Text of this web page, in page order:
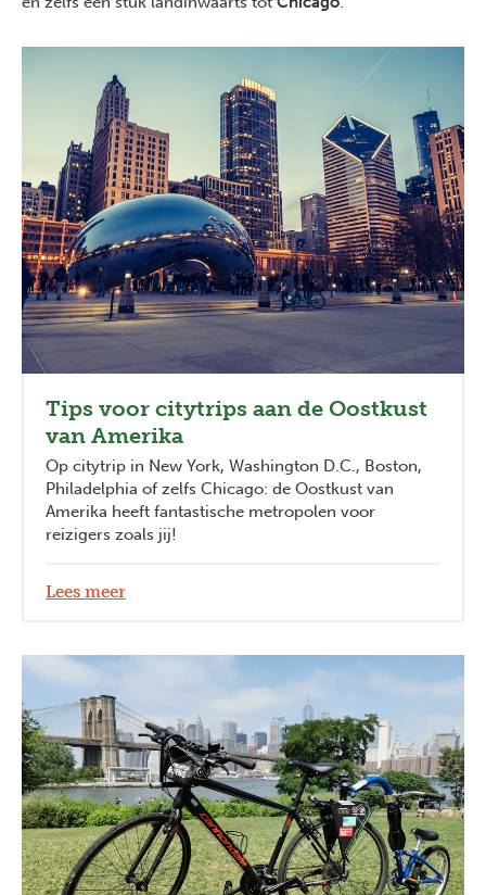
Tips voor citytrips aan de Oostkust
van Amerika
Op citytrip in New York, Washington D.C., Boston,
Philadelphia of zelfs Chicago: de Oostkust van
Amerika heeft fantastische metropolen voor
reizigers zoals jij!
Lees meer